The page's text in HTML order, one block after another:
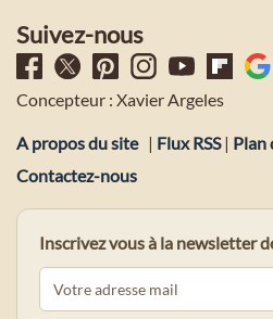
Suivez-nous
Concepteur : Xavier Argeles
A propos du site | Flux RSS| Plan
Contactez-nous
Inscrivez vous à la newsletter